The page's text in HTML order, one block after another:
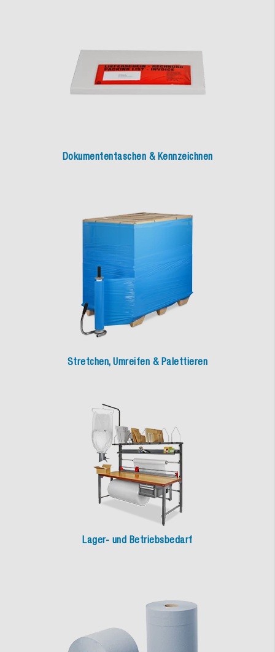
Dokumententaschen & Kennzeichnen
Stretchen, Umreifen & Palettieren
Lager- und Betriebsbedarf